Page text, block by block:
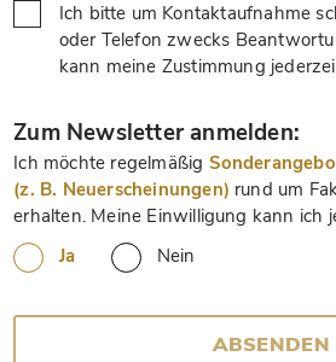
Ich bitte um Kontaktaufnahme
oder Telefon zwecks
kann meine Zustimmung
Zum Newsletter anmelden:
Ich möchte regelmäßig
(z. B. Neuerscheinungen) rund um
erhalten. Meine Einwilligung kann ich
Ja
Nein
ABSENDEN